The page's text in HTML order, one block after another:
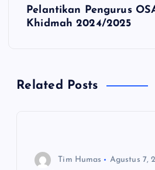
s
Pelantikan Pengurus
Khidmah 2024/2025
Related Posts
Tim Humas
Agustus 7,